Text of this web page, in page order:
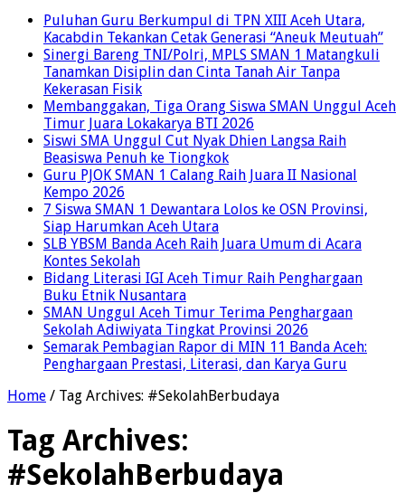
Puluhan Guru Berkumpul di TPN XIII Aceh Utara,
Kacabdin Tekankan Cetak Generasi “Aneuk Meutuah”
Sinergi Bareng TNI/Polri, MPLS SMAN 1 Matangkuli
Tanamkan Disiplin dan Cinta Tanah Air Tanpa
Kekerasan Fisik
Membanggakan, Tiga Orang Siswa SMAN Unggul Aceh
Timur Juara Lokakarya BTI 2026
Siswi SMA Unggul Cut Nyak Dhien Langsa Raih
Beasiswa Penuh ke Tiongkok
Guru PJOK SMAN 1 Calang Raih Juara II Nasional
Kempo 2026
7 Siswa SMAN 1 Dewantara Lolos ke OSN Provinsi,
Siap Harumkan Aceh Utara
SLB YBSM Banda Aceh Raih Juara Umum di Acara
Kontes Sekolah
Bidang Literasi IGI Aceh Timur Raih Penghargaan
Buku Etnik Nusantara
SMAN Unggul Aceh Timur Terima Penghargaan
Sekolah Adiwiyata Tingkat Provinsi 2026
Semarak Pembagian Rapor di MIN 11 Banda Aceh:
Penghargaan Prestasi, Literasi, dan Karya Guru
Home / Tag Archives: #SekolahBerbudaya
Tag Archives:
#SekolahBerbudaya